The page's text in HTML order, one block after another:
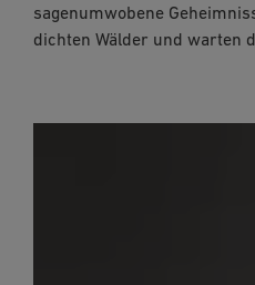
sagenumwobene
dichten Wälder und warten